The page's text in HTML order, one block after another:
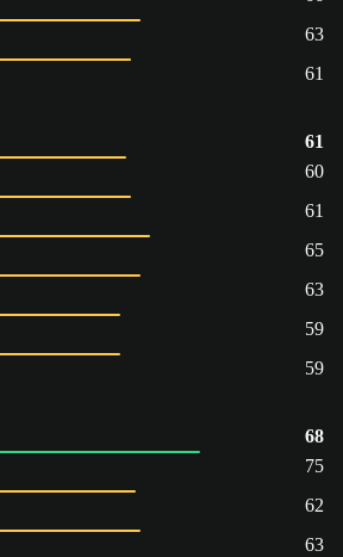
63
61
61
60
61
65
63
59
59
68
75
62
63